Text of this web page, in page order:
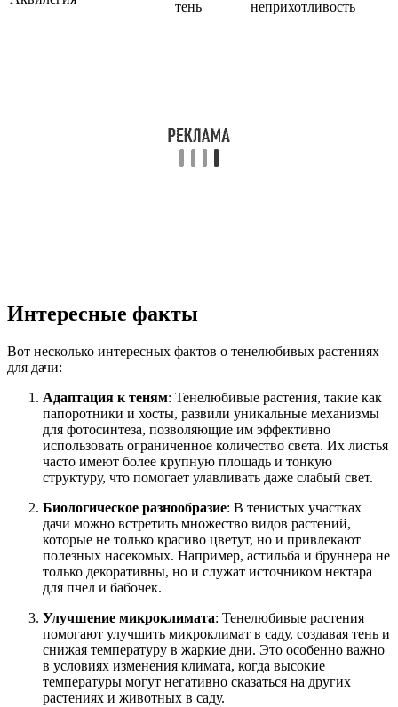
тень
неприхотливость
Интересные факты
Вот несколько интересных фактов о тенелюбивых растениях
для дачи:
Адаптация к теням: Тенелюбивые растения, такие как
папоротники и хосты, развили уникальные механизмы
для фотосинтеза, позволяющие им эффективно
использовать ограниченное количество света. Их листья
часто имеют более крупную площадь и тонкую
структуру, что помогает улавливать даже слабый свет.
Биологическое разнообразие: В тенистых участках
дачи можно встретить множество видов растений,
которые не только красиво цветут, но и привлекают
полезных насекомых. Например, астильба и бруннера не
только декоративны, но и служат источником нектара
для пчел и бабочек.
Улучшение микроклимата: Тенелюбивые растения
помогают улучшить микроклимат в саду, создавая тень и
снижая температуру в жаркие дни. Это особенно важно
в условиях изменения климата, когда высокие
температуры могут негативно сказаться на других
растениях и животных в саду.